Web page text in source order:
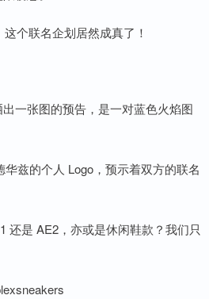
个联名企划居然成真了！
一张图的预告，是一对蓝色火焰图
兹的个人 Logo，预示着双方的联名
还是 AE2，亦或是休闲鞋款？我们只